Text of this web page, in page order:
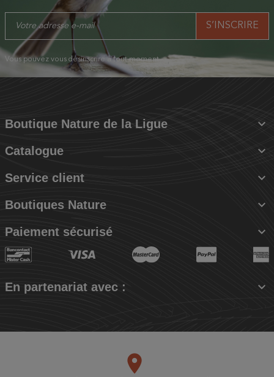
Vous pouvez vous désinscrire à tout moment.
Boutique Nature de la Ligue 
Catalogue 
Service client 
Boutiques Nature 
Paiement sécurisé 
En partenariat avec : 
place